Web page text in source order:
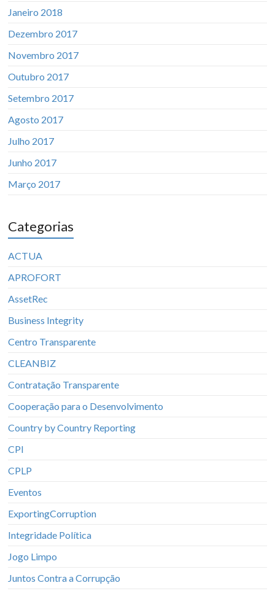
Janeiro 2018
Dezembro 2017
Novembro 2017
Outubro 2017
Setembro 2017
Agosto 2017
Julho 2017
Junho 2017
Março 2017
Categorias
ACTUA
APROFORT
AssetRec
Business Integrity
Centro Transparente
CLEANBIZ
Contratação Transparente
Cooperação para o Desenvolvimento
Country by Country Reporting
CPI
CPLP
Eventos
ExportingCorruption
Integridade Política
Jogo Limpo
Juntos Contra a Corrupção